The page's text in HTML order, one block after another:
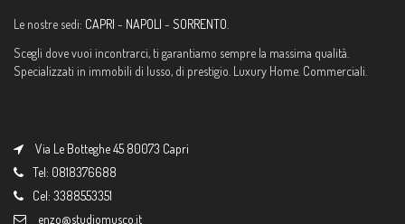
Le nostre sedi: CAPRI - NAPOLI - SORRENTO
Scegli dove vuoi incontrarci, ti garantiamo sempre la massima qualità.
Specializzati in immobili di lusso, di prestigio. Luxury Home. Commerciali.
Via Le Botteghe 45 80073 Capri
Tel: 0818376688
Cel: 3388553351
enzo@studiomusco.it